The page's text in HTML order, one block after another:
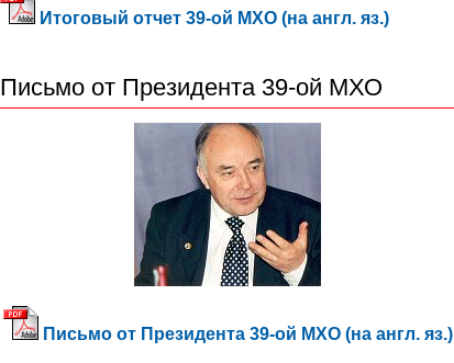
Итоговый отчет 39-ой МХО (на англ. яз.)
Письмо от Президента 39-ой МХО
Письмо от Президента 39-ой МХО (на англ. яз.)